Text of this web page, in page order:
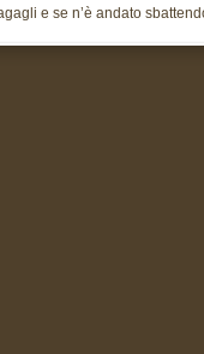
e se n’è andato